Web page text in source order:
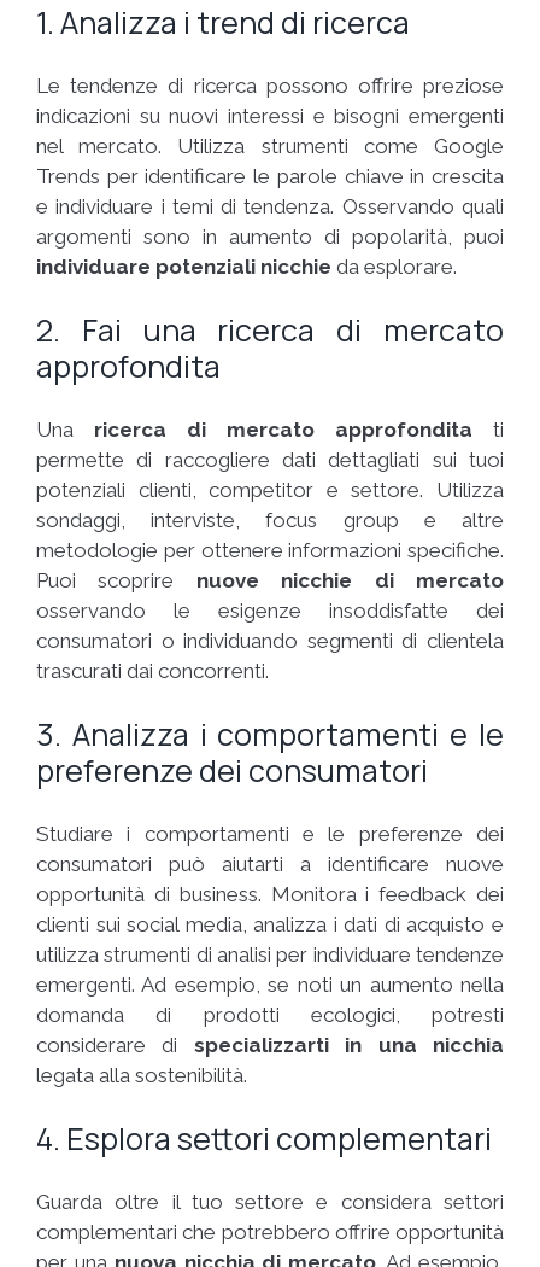
1. Analizza i trend di ricerca
Le tendenze di ricerca possono offrire preziose
indicazioni su nuovi interessi e bisogni emergenti
nel mercato. Utilizza strumenti come Google
Trends per identificare le parole chiave in crescita
e individuare i temi di tendenza. Osservando quali
argomenti sono in aumento di popolarità, puoi
individuare potenziali nicchie da esplorare.
2. Fai una ricerca di mercato
approfondita
Una ricerca di mercato approfondita ti
permette di raccogliere dati dettagliati sui tuoi
potenziali clienti, competitor e settore. Utilizza
sondaggi, interviste, focus group e altre
metodologie per ottenere informazioni specifiche.
Puoi scoprire nuove nicchie di mercato
osservando le esigenze insoddisfatte dei
consumatori o individuando segmenti di clientela
trascurati dai concorrenti.
3. Analizza i comportamenti e le
preferenze dei consumatori
Studiare i comportamenti e le preferenze dei
consumatori può aiutarti a identificare nuove
opportunità di business. Monitora i feedback dei
clienti sui social media, analizza i dati di acquisto e
utilizza strumenti di analisi per individuare tendenze
emergenti. Ad esempio, se noti un aumento nella
domanda di prodotti ecologici, potresti
considerare di specializzarti in una nicchia
legata alla sostenibilità.
4. Esplora settori complementari
Guarda oltre il tuo settore e considera settori
complementari che potrebbero offrire opportunità